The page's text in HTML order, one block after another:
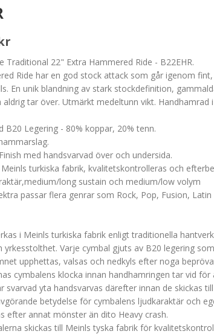
Traditional 22" Extra Hammered Ride - B22EHR.
Ride har en god stock attack som går igenom
En unik blandning av stark stockdefinition,
aldrig tar över. Utmärkt medeltunn vikt. Handhamrad
B20 Legering - 80% koppar, 20% tenn.
med handsvarvad över och undersida.
Meinls turkiska fabrik, kvalitetskontrolleras och
long sustain och medium/low volym
passar flera genrar som Rock, Pop, Fusion, Latin
i Meinls turkiska fabrik enligt traditionella
yrkesstolthet. Varje cymbal gjuts av B20 legering
upphettas, valsas och nedkyls efter noga
cymbalens klocka innan handhamringen tar vid
svarvad yta handsvarvas därefter innan de skickas
betydelse för cymbalens ljudkaraktär och
efter annat mönster än dito Heavy crash.
skickas till Meinls tyska fabrik för